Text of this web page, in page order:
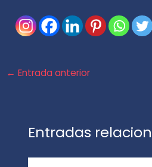
← Entrada anterior
Entradas